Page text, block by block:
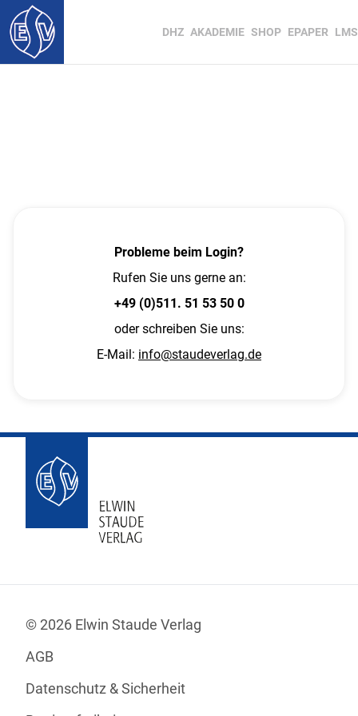
DHZ AKADEMIE SHOP EPAPER LMS
Probleme beim Login?
Rufen Sie uns gerne an:
+49 (0)511. 51 53 50 0
oder schreiben Sie uns:
E-Mail: info@staudeverlag.de
© 2026 Elwin Staude Verlag
AGB
Datenschutz & Sicherheit